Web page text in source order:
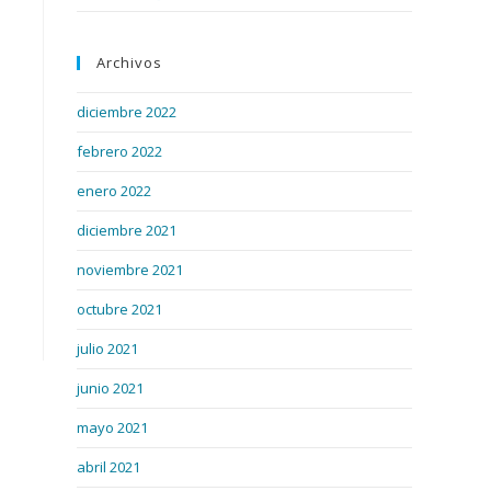
Archivos
diciembre 2022
febrero 2022
enero 2022
diciembre 2021
noviembre 2021
octubre 2021
julio 2021
junio 2021
mayo 2021
abril 2021